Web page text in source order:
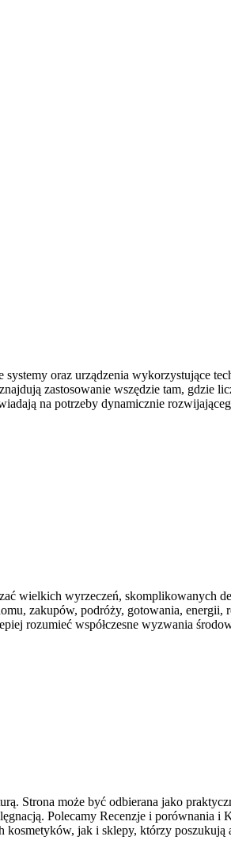
oraz urządzenia wykorzystujące
zastosowanie wszędzie tam, gdzie
na potrzeby dynamicznie
wielkich wyrzeczeń, skomplikowanych
zakupów, podróży, gotowania,
rozumieć współczesne wyzwania
Strona może być odbierana jako
Polecamy Recenzje i porównania
kosmetyków, jak i sklepy, którzy